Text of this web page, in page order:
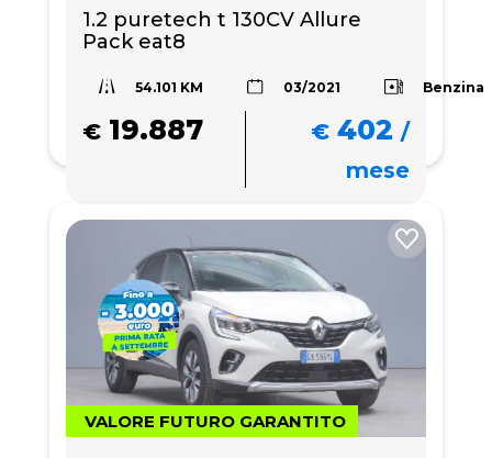
1.2 puretech t 130CV Allure
Pack eat8
54.101 KM 03/2021 Benzina
€ 19.887 € 402 /
mese
VALORE FUTURO GARANTITO